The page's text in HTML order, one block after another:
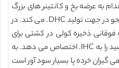
به عرضه یخ و کانتینر های بزرگ
برای حفظ صید ها به بهترین نحو در جهت تولید DHC. می کند. در
فوقانی ذخیره کولی در کشتی برای
DHC. استفاده کرده و بقیه صید را به IHC. اختصاص می دهد. به
گیران خرده پا بسیار سود آور است